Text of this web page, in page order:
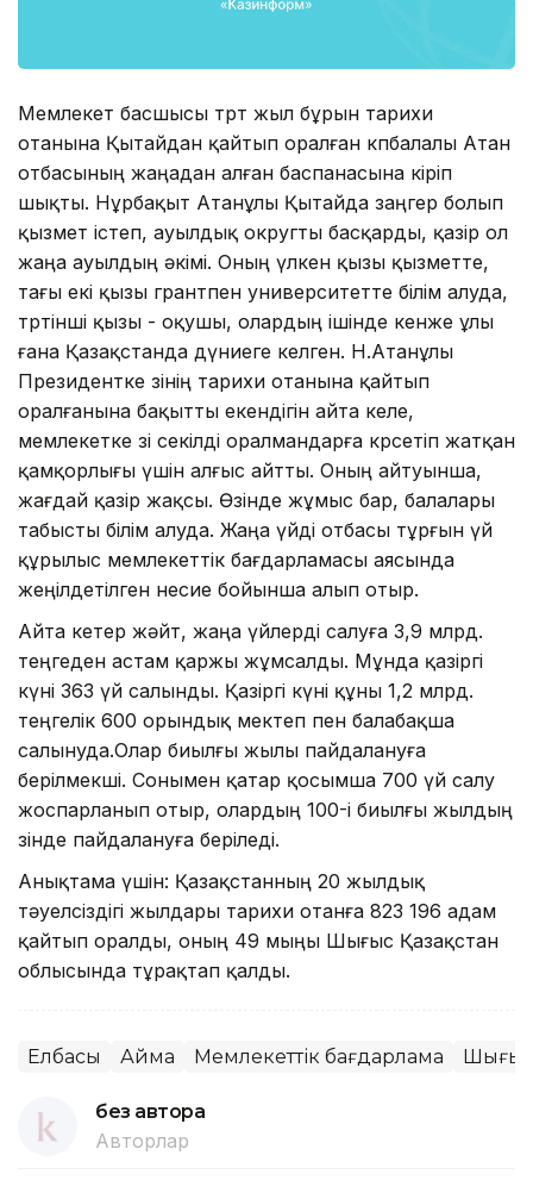
Мемлекет басшысы төрт жыл бұрын тарихи
отанына Қытайдан қайтып оралған көпбалалы Атан
отбасының жаңадан алған баспанасына кіріп
шықты. Нұрбақыт Атанұлы Қытайда заңгер болып
қызмет істеп, ауылдық округты басқарды, қазір ол
жаңа ауылдың әкімі. Оның үлкен қызы қызметте,
тағы екі қызы грантпен университетте білім алуда,
төртінші қызы - оқушы, олардың ішінде кенже ұлы
ғана Қазақстанда дүниеге келген. Н.Атанұлы
Президентке өзінің тарихи отанына қайтып
оралғанына бақытты екендігін айта келе,
мемлекетке өзі секілді оралмандарға көрсетіп жатқан
қамқорлығы үшін алғыс айтты. Оның айтуынша,
жағдай қазір жақсы. Өзінде жұмыс бар, балалары
табысты білім алуда. Жаңа үйді отбасы тұрғын үй
құрылыс мемлекеттік бағдарламасы аясында
жеңілдетілген несие бойынша алып отыр.
Айта кетер жәйт, жаңа үйлерді салуға 3,9 млрд.
теңгеден астам қаржы жұмсалды. Мұнда қазіргі
күні 363 үй салынды. Қазіргі күні құны 1,2 млрд.
теңгелік 600 орындық мектеп пен балабақша
салынуда.Олар биылғы жылы пайдалануға
берілмекші. Сонымен қатар қосымша 700 үй салу
жоспарланып отыр, олардың 100-і биылғы жылдың
өзінде пайдалануға беріледі.
Анықтама үшін: Қазақстанның 20 жылдық
тәуелсіздігі жылдары тарихи отанға 823 196 адам
қайтып оралды, оның 49 мыңы Шығыс Қазақстан
облысында тұрақтап қалды.
Елбасы Аймақ Мемлекеттік бағдарлама Шығыс
без автора
Авторлар